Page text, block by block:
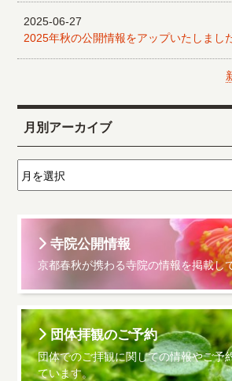
2025-06-27
2025年秋の公開情報をアップいたしまし
月別アーカイブ
寺院公開情報
京都春秋が携わる寺院の情報を掲載し
団体拝観のご予約
団体でのご拝観に関しての情報やご予
ています。